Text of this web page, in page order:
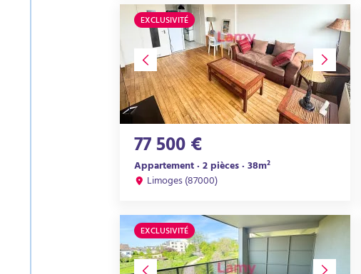
EXCLUSIVITÉ
77 500 €
Appartement · 2 pièces · 38m²
Limoges (87000)
EXCLUSIVITÉ